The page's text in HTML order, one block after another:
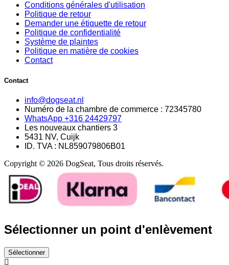
Conditions générales d'utilisation
Politique de retour
Demander une étiquette de retour
Politique de confidentialité
Système de plaintes
Politique en matière de cookies
Contact
Contact
info@dogseat.nl
Numéro de la chambre de commerce : 72345780
WhatsApp +316 24429797
Les nouveaux chantiers 3
5431 NV, Cuijk
ID. TVA : NL859079806B01
Copyright © 2026 DogSeat, Tous droits réservés.
Sélectionner un point d'enlèvement
Sélectionner